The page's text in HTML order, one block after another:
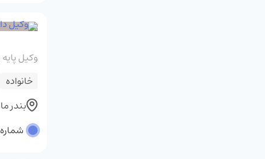
وکیل
خانواده
بندر
شماره